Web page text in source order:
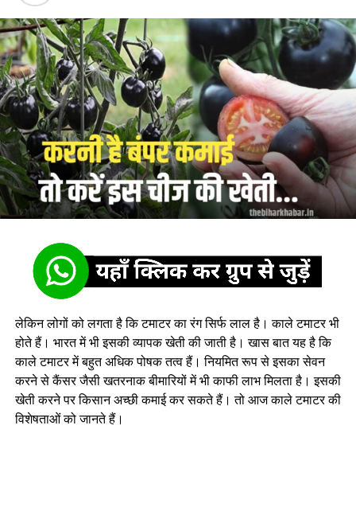
लेकिन लोगों को लगता है कि टमाटर का रंग सिर्फ लाल है। काले टमाटर भी
होते हैं। भारत में भी इसकी व्यापक खेती की जाती है। खास बात यह है कि
काले टमाटर में बहुत अधिक पोषक तत्व हैं। नियमित रूप से इसका सेवन
करने से कैंसर जैसी खतरनाक बीमारियों में भी काफी लाभ मिलता है। इसकी
खेती करने पर किसान अच्छी कमाई कर सकते हैं। तो आज काले टमाटर की
विशेषताओं को जानते हैं।